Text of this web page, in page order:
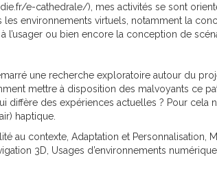
e-cathedrale/), mes activités se sont
les environnements virtuels, notamment la
l’usager ou bien encore la conception de
une recherche exploratoire autour du
mettre à disposition des malvoyants ce
diffère des expériences actuelles ? Pour cela
haptique.
au contexte, Adaptation et Personnalisation,
3D, Usages d’environnements